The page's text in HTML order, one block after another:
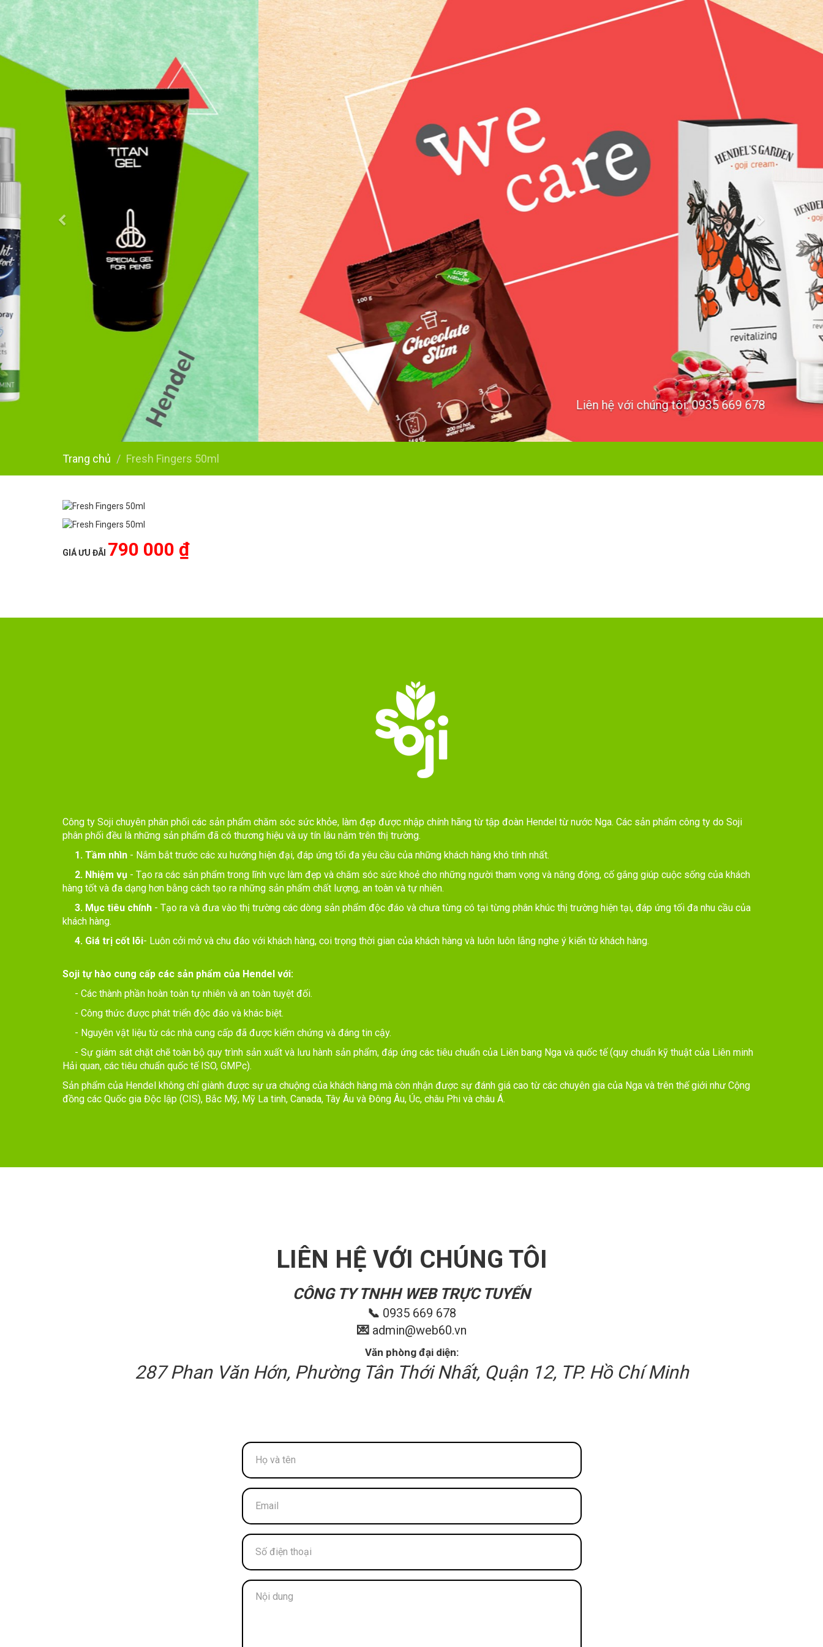
Liên hệ với chúng tôi: 0935 669 678
Trang chủ Fresh Fingers 50ml
GIÁ ƯU ĐÃI 790 000 ₫
Công ty Soji chuyên phân phối các sản phẩm chăm sóc sức khỏe, làm đẹp được nhập chính hãng từ tập đoàn Hendel từ nước Nga. Các sản phẩm công ty do Soji
phân phối đều là những sản phẩm đã có thương hiệu và uy tín lâu năm trên thị trường.
1. Tầm nhìn - Nắm bắt trước các xu hướng hiện đại, đáp ứng tối đa yêu cầu của những khách hàng khó tính nhất.
2. Nhiệm vụ - Tạo ra các sản phẩm trong lĩnh vực làm đẹp và chăm sóc sức khoẻ cho những người tham vọng và năng động, cố gắng giúp cuộc sống của khách
hàng tốt và đa dạng hơn bằng cách tạo ra những sản phẩm chất lượng, an toàn và tự nhiên.
3. Mục tiêu chính - Tạo ra và đưa vào thị trường các dòng sản phẩm độc đáo và chưa từng có tại từng phân khúc thị trường hiện tại, đáp ứng tối đa nhu cầu của
khách hàng.
4. Giá trị cốt lõi- Luôn cởi mở và chu đáo với khách hàng, coi trọng thời gian của khách hàng và luôn luôn lắng nghe ý kiến từ khách hàng.
Soji tự hào cung cấp các sản phẩm của Hendel với:
- Các thành phần hoàn toàn tự nhiên và an toàn tuyệt đối.
- Công thức được phát triển độc đáo và khác biệt.
- Nguyên vật liệu từ các nhà cung cấp đã được kiểm chứng và đáng tin cậy.
- Sự giám sát chặt chẽ toàn bộ quy trình sản xuất và lưu hành sản phẩm, đáp ứng các tiêu chuẩn của Liên bang Nga và quốc tế (quy chuẩn kỹ thuật của Liên minh
Hải quan, các tiêu chuẩn quốc tế ISO, GMPc).
Sản phẩm của Hendel không chỉ giành được sự ưa chuộng của khách hàng mà còn nhận được sự đánh giá cao từ các chuyên gia của Nga và trên thế giới như Cộng
đồng các Quốc gia Độc lập (CIS), Bắc Mỹ, Mỹ La tinh, Canada, Tây Âu và Đông Âu, Úc, châu Phi và châu Á.
LIÊN HỆ VỚI CHÚNG TÔI
CÔNG TY TNHH WEB TRỰC TUYẾN
📞 0935 669 678
💌 admin@web60.vn
Văn phòng đại diện:
287 Phan Văn Hớn, Phường Tân Thới Nhất, Quận 12, TP. Hồ Chí Minh